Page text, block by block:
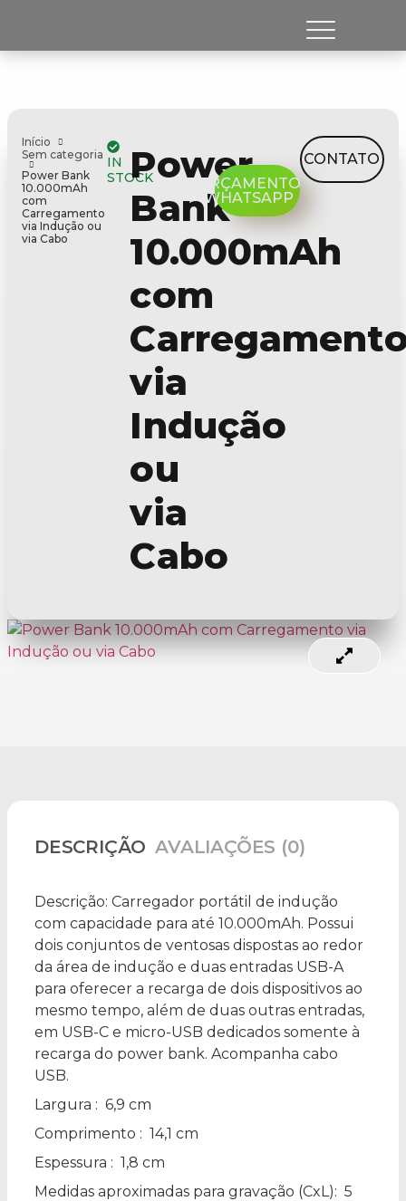
Início
Sem categoria
Power Bank
10.000mAh
com
Carregamento
via Indução ou
via Cabo
IN
STOCKPower
Bank
10.000mAh
com
via
Indução
ou
via
Cabo
ORÇAMENTO
WHATSAPP
CONTATO
DESCRIÇÃO AVALIAÇÕES (0)
Descrição: Carregador portátil de indução
com capacidade para até 10.000mAh. Possui
dois conjuntos de ventosas dispostas ao redor
da área de indução e duas entradas USB-A
para oferecer a recarga de dois dispositivos ao
mesmo tempo, além de duas outras entradas,
em USB-C e micro-USB dedicados somente à
recarga do power bank. Acompanha cabo
USB.
Largura : 6,9 cm
Comprimento : 14,1 cm
Espessura : 1,8 cm
Medidas aproximadas para gravação (CxL): 5